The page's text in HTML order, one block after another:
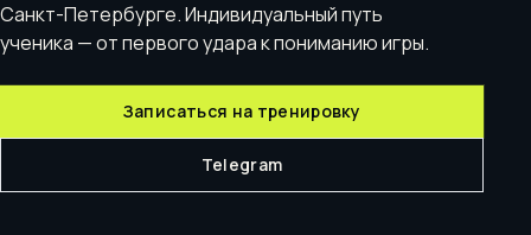
Санкт-Петербурге. Индивидуальный путь
ученика — от первого удара к пониманию игры.
Записаться на тренировку
Telegram